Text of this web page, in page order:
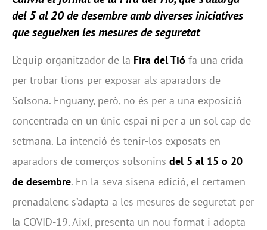
del 5 al 20 de desembre amb diverses iniciatives
que segueixen les mesures de seguretat
L’equip organitzador de la Fira del Tió fa una crida
per trobar tions per exposar als aparadors de
Solsona. Enguany, però, no és per a una exposició
concentrada en un únic espai ni per a un sol cap de
setmana. La intenció és tenir-los exposats en
aparadors de comerços solsonins del 5 al 15 o 20
de desembre. En la seva sisena edició, el certamen
prenadalenc s’adapta a les mesures de seguretat per
la COVID-19. Així, presenta un nou format i adopta